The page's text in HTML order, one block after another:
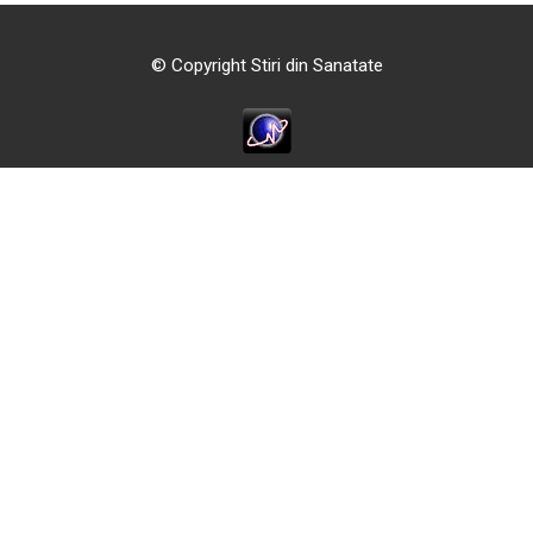
© Copyright Stiri din Sanatate